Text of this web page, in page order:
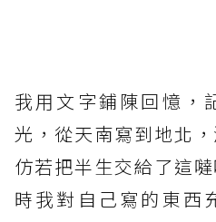
我用文字鋪陳回憶，
光，從天南寫到地北
仿若把半生交給了這
時我對自己寫的東西